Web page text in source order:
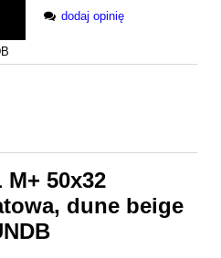
dodaj opinię
50x32
dune beige